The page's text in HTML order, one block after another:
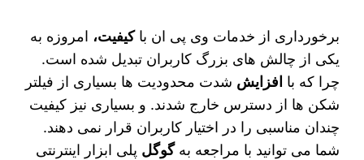
برخورداری از خدمات وی پی ان باکیفیت، امروزه به
یکی از چالش های بزرگ کاربران تبدیل شده است.
چرا که با افزایش شدت محدودیت‌ ها بسیاری از فیلتر
شکن ها از دسترس خارج شدند. و بسیاری نیز کیفیت
چندان مناسبی را در اختیار کاربران قرار نمی دهند.
شما می‌ توانید با مراجعه بهگوگل پلی ابزار اینترنتی